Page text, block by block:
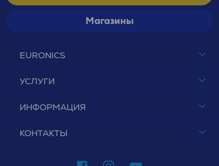
EURONICS
УСЛУГИ
ИНФОРМАЦИЯ
КОНТАКТЫ
Магазины